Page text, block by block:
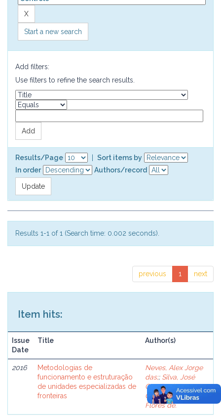
Start a new search
Add filters:
Use filters to refine the search results.
Results/Page
Sort items by
In order
Authors/record
Results 1-1 of 1 (Search time: 0.002 seconds).
previous 1 next
Item hits:
Issue
Date
Title Author(s)
2016
Metodologias de
funcionamento e estruturação
de unidades especializadas de
fronteiras
Neves, Alex Jorge
das;; Silva, José
Camilo da;;
Campos, Sérgio
Flores de.